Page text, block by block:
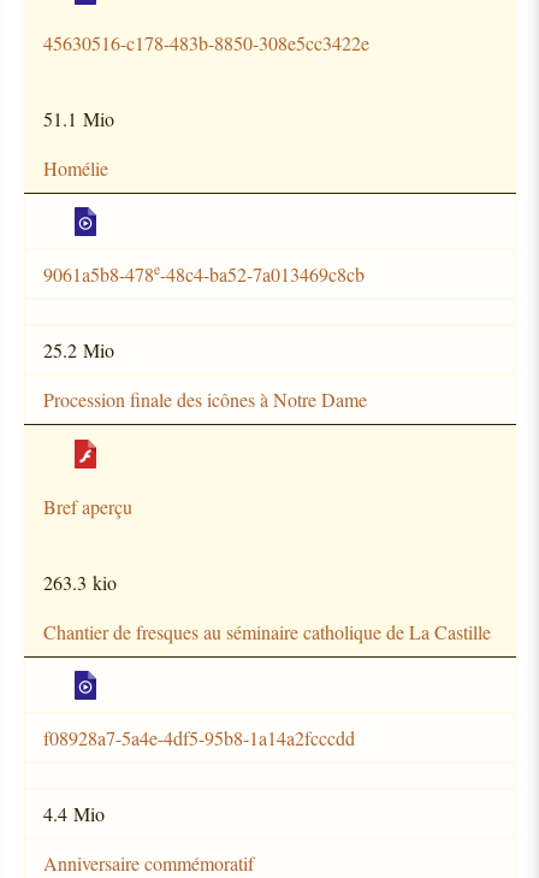
45630516-c178-483b-8850-308e5cc3422e
51.1 Mio
Homélie
9061a5b8-478e-48c4-ba52-7a013469c8cb
25.2 Mio
Procession finale des icônes à Notre Dame
Bref aperçu
263.3 kio
Chantier de fresques au séminaire catholique de La Castille
f08928a7-5a4e-4df5-95b8-1a14a2fcccdd
4.4 Mio
Anniversaire commémoratif